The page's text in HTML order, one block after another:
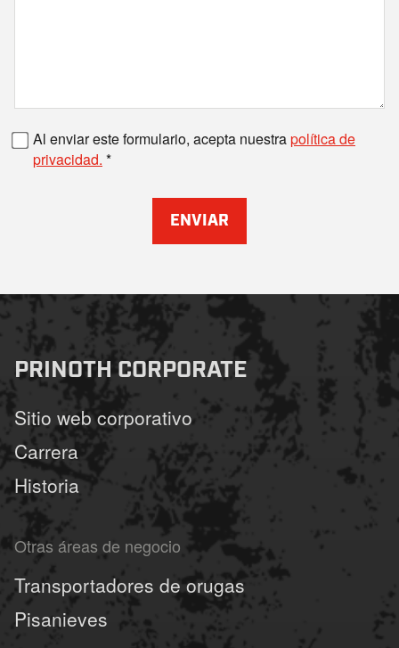
Al enviar este formulario, acepta nuestrapolítica de
privacidad.
ENVIAR
PRINOTH CORPORATE
Sitio web corporativo
Carrera
Historia
Otras áreas de negocio
Transportadores de orugas
Pisanieves